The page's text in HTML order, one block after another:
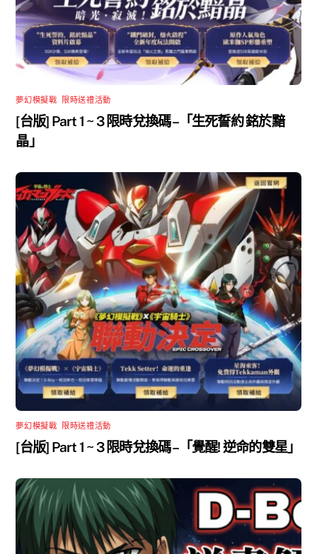
夢幻模擬戰 限時送禮活動
[台版] Part 1 ~ 3 限時兌換碼 –「生死誓約 銘於黯
晶」
夢幻模擬戰 限時送禮活動
[台版] Part 1 ~ 3 限時兌換碼 –「覺醒! 逆命的雙星」